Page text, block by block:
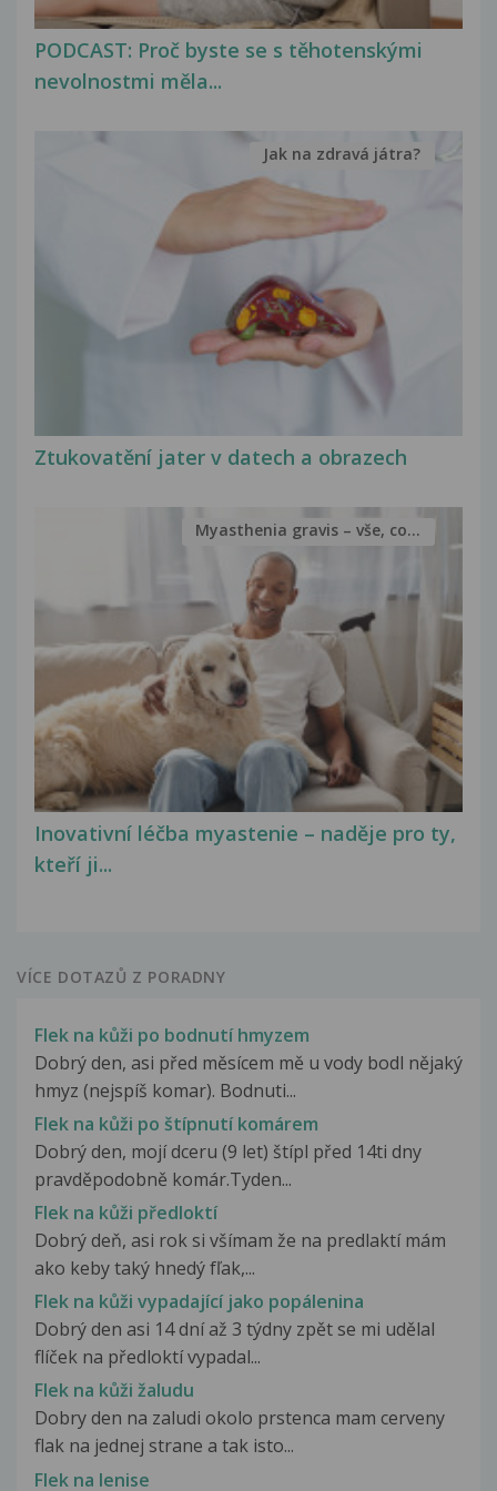
PODCAST: Proč byste se s těhotenskými
nevolnostmi měla...
Ztukovatění jater v datech a obrazech
Jak na zdravá játra?
Inovativní léčba myastenie – naděje pro ty,
kteří ji...
Myasthenia gravis – vše, co...
VÍCE DOTAZŮ Z PORADNY
Flek na kůži po bodnutí hmyzem
Dobrý den, asi před měsícem mě u vody bodl nějaký
hmyz (nejspíš komar). Bodnuti...
Flek na kůži po štípnutí komárem
Dobrý den, mojí dceru (9 let) štípl před 14ti dny
pravděpodobně komár.Tyden...
Flek na kůži předloktí
Dobrý deň, asi rok si všímam že na predlaktí mám
ako keby taký hnedý fľak,...
Flek na kůži vypadající jako popálenina
Dobrý den asi 14 dní až 3 týdny zpět se mi udělal
flíček na předloktí vypadal...
Flek na kůži žaludu
Dobry den na zaludi okolo prstenca mam cerveny
flak na jednej strane a tak isto...
Flek na lenise